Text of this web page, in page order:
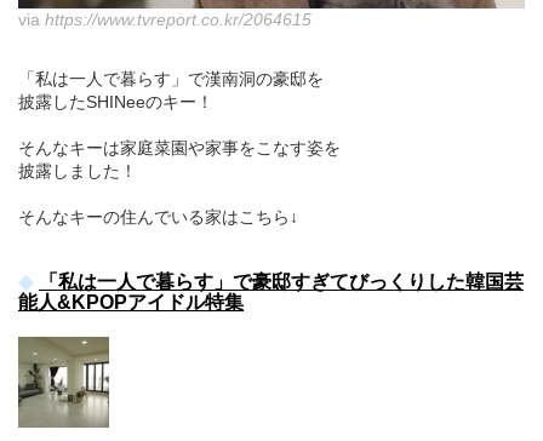
via https://www.tvreport.co.kr/2064615
「私は一人で暮らす」で漢南洞の豪邸を
披露したSHINeeのキー！
そんなキーは家庭菜園や家事をこなす姿を
披露しました！
そんなキーの住んでいる家はこちら↓
「私は一人で暮らす」で豪邸すぎてびっくりした韓国芸
能人&KPOPアイドル特集